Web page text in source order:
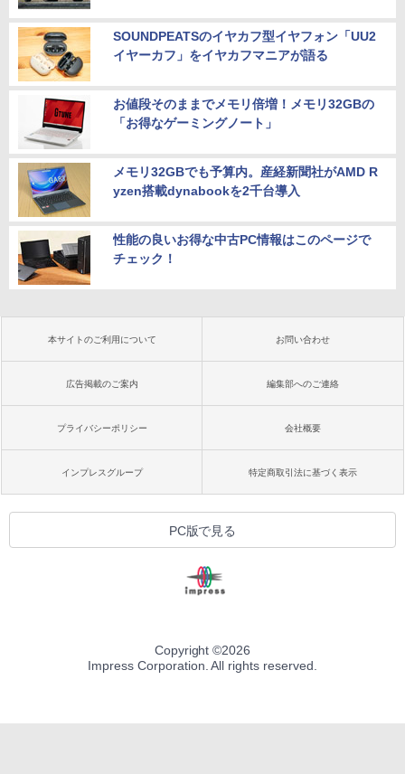
SOUNDPEATSのイヤカフ型イヤフォン「UU2
イヤーカフ」をイヤカフマニアが語る
お値段そのままでメモリ倍増！メモリ32GBの
「お得なゲーミングノート」
メモリ32GBでも予算内。産経新聞社がAMD R
yzen搭載dynabookを2千台導入
性能の良いお得な中古PC情報はこのページで
チェック！
本サイトのご利用について お問い合わせ
広告掲載のご案内 編集部へのご連絡
プライバシーポリシー 会社概要
インプレスグループ 特定商取引法に基づく表示
PC版で見る
Copyright ©2026
Impress Corporation. All rights reserved.